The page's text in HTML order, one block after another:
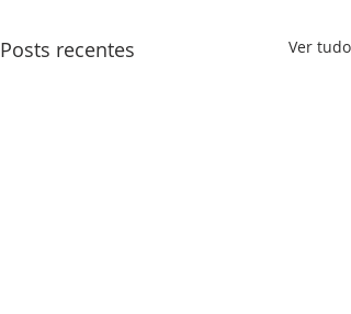
Posts recentes Ver tudo